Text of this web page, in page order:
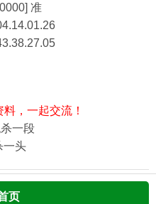
准
，一起交流！
一段
一头
页